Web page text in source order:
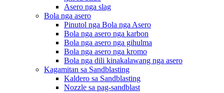
Asero nga slag
Bola nga asero
Pinutol nga Bola nga Asero
Bola nga asero nga karbon
Bola nga asero nga gihulma
Bola nga asero nga kromo
Bola nga dili kinakalawang nga asero
Kagamitan sa Sandblasting
Kaldero sa Sandblasting
Nozzle sa pag-sandblast